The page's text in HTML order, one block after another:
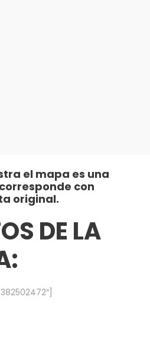
el mapa es una
con
original.
DE LA